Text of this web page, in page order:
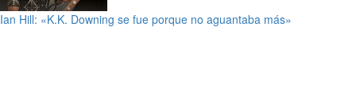
Ian Hill: «K.K. Downing se fue porque no aguantaba más»